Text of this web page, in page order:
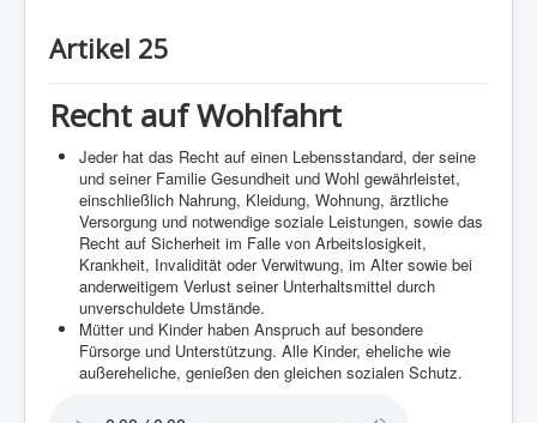
Artikel 25
Recht auf Wohlfahrt
Jeder hat das Recht auf einen Lebensstandard, der seine
und seiner Familie Gesundheit und Wohl gewährleistet,
einschließlich Nahrung, Kleidung, Wohnung, ärztliche
Versorgung und notwendige soziale Leistungen, sowie das
Recht auf Sicherheit im Falle von Arbeitslosigkeit,
Krankheit, Invalidität oder Verwitwung, im Alter sowie bei
anderweitigem Verlust seiner Unterhaltsmittel durch
unverschuldete Umstände.
Mütter und Kinder haben Anspruch auf besondere
Fürsorge und Unterstützung. Alle Kinder, eheliche wie
außereheliche, genießen den gleichen sozialen Schutz.